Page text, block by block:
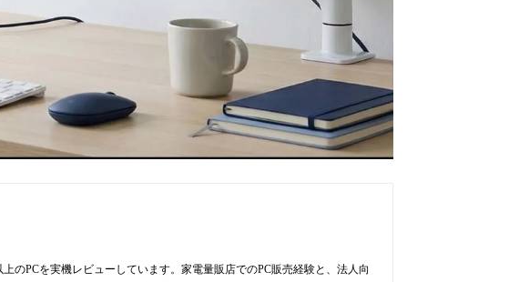
のPCを実機レビューしています。家電量販店でのPC販売経験と、法人向